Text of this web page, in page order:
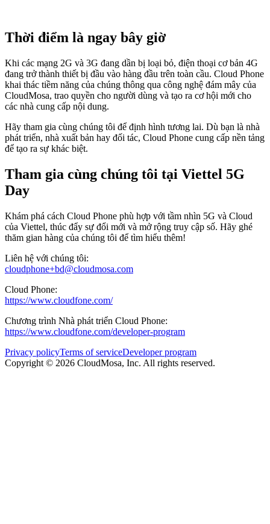
Thời điểm là ngay bây giờ
Khi các mạng 2G và 3G đang dần bị loại bỏ, điện thoại cơ bản 4G
đang trở thành thiết bị đầu vào hàng đầu trên toàn cầu. Cloud Phone
khai thác tiềm năng của chúng thông qua công nghệ đám mây của
CloudMosa, trao quyền cho người dùng và tạo ra cơ hội mới cho
các nhà cung cấp nội dung.
Hãy tham gia cùng chúng tôi để định hình tương lai. Dù bạn là nhà
phát triển, nhà xuất bản hay đối tác, Cloud Phone cung cấp nền tảng
để tạo ra sự khác biệt.
Tham gia cùng chúng tôi tại Viettel 5G
Day
Khám phá cách Cloud Phone phù hợp với tầm nhìn 5G và Cloud
của Viettel, thúc đẩy sự đổi mới và mở rộng truy cập số. Hãy ghé
thăm gian hàng của chúng tôi để tìm hiểu thêm!
Liên hệ với chúng tôi:
cloudphone+bd@cloudmosa.com
Cloud Phone:
https://www.cloudfone.com/
Chương trình Nhà phát triển Cloud Phone:
https://www.cloudfone.com/developer-program
Privacy policyTerms of serviceDeveloper program
Copyright © 2026 CloudMosa, Inc. All rights reserved.